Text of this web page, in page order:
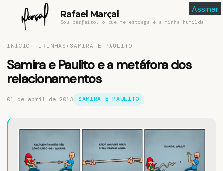
Rafael Marçal
INÍCIO › TIRINHAS › SAMIRA E PAULITO
Samira e Paulito e a metáfora dos
relacionamentos
01 de abril de 2013 SAMIRA E PAULITO
Assinar
Assinar